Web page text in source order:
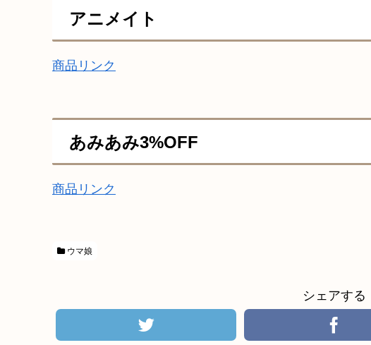
アニメイト
商品リンク
あみあみ3%OFF
商品リンク
ウマ娘
シェアする